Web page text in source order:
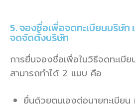
5. จองชื่อเพื่อจดทะเบียนบริษัท
จดจัดตั้งบริษัท
การยื่นจองชื่อเพื่อในวิธีจดทะเ
สามารถทำได้ 2 แบบ คือ
ยื่นด้วยตนเองต่อนายทะเบีย